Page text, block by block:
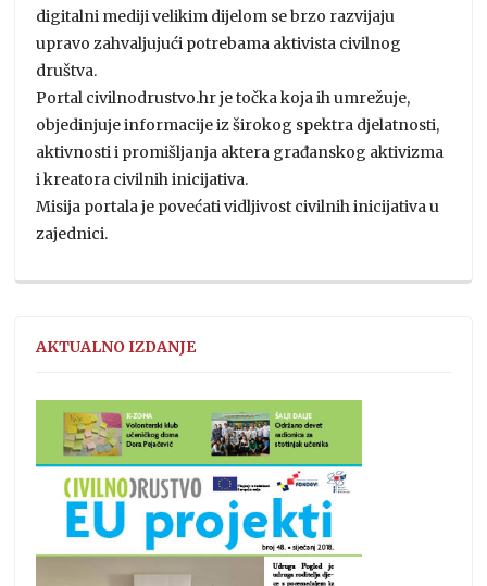
digitalni mediji velikim dijelom se brzo razvijaju
upravo zahvaljujući potrebama aktivista civilnog
društva.
Portal civilnodrustvo.hr je točka koja ih umrežuje,
objedinjuje informacije iz širokog spektra djelatnosti,
aktivnosti i promišljanja aktera građanskog aktivizma
i kreatora civilnih inicijativa.
Misija portala je povećati vidljivost civilnih inicijativa u
zajednici.
AKTUALNO IZDANJE